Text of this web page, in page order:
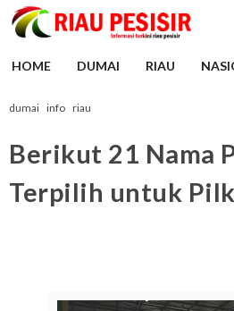
HOME DUMAI RIAU
dumai info riau
Berikut 21 Nama
Terpilih untuk